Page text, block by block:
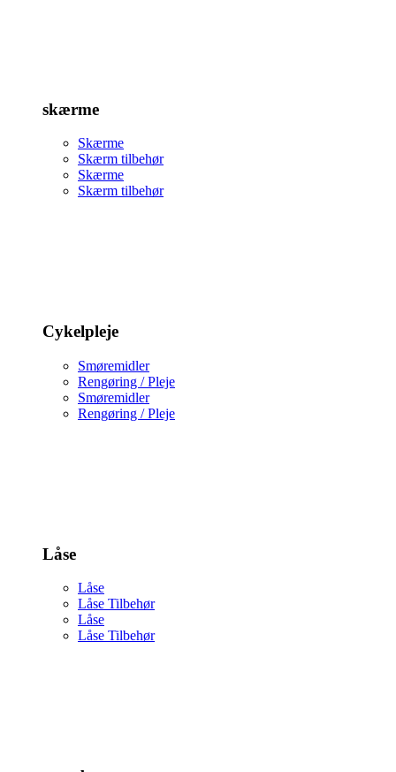
skærme
Skærme
Skærm tilbehør
Skærme
Skærm tilbehør
Cykelpleje
Smøremidler
Rengøring / Pleje
Smøremidler
Rengøring / Pleje
Låse
Låse
Låse Tilbehør
Låse
Låse Tilbehør